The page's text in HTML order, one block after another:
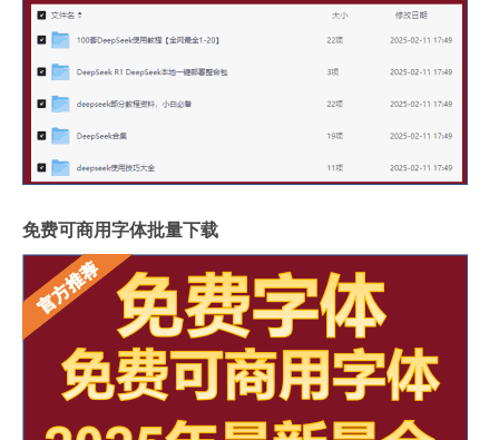
免费可商用字体批量下载